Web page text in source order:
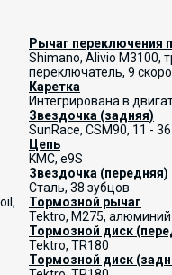
Рычаг переключения
Shimano, Alivio M3100,
переключатель, 9
Каретка
Интегрирована в
Звездочка (задняя)
SunRace, CSM90, 11 -
Цепь
KMC, e9S
Звездочка (передняя)
Сталь, 38 зубцов
Тормозной рычаг
Tektro, M275, алюминий
Тормозной диск
Tektro, TR180
Тормозной диск